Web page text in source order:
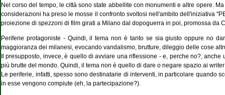
Nel corso del tempo, le città sono state abbellite con monumen­ti e altre opere.
considerazio­ni ha preso le mosse il confronto svoltosi nell'ambito dell'iniziativa
proiezione di spez­zoni di film girati a Milano dal dopoguerra in poi, promossa da
Periferie protagoniste - Quindi, il tema non è tanto se sia giusto oppure no
maggioranza dei milanesi, evocando van­dalismo, brutture, dileg­gio delle cose
Il presupposto, invece, è quello di avviare una ri­flessione - e, perche no?,
più brutte del mondo. Quindi, il tema non è quello di dare o negare spazio ai
Le periferie, infatti, spes­so sono destinatarie di interventi, in particolare quando
in esse vengono compiute (eh, la parte­cipazione?).